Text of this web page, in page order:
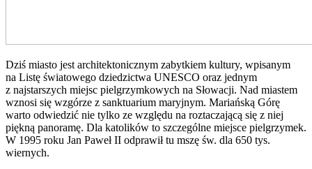
Dziś miasto jest architektonicznym zabytkiem kultury, wpisanym
na Listę światowego dziedzictwa UNESCO oraz jednym
z najstarszych miejsc pielgrzymkowych na Słowacji. Nad miastem
wznosi się wzgórze z sanktuarium maryjnym. Mariańską Górę
warto odwiedzić nie tylko ze względu na roztaczającą się z niej
piękną panoramę. Dla katolików to szczególne miejsce pielgrzymek.
W 1995 roku Jan Paweł II odprawił tu mszę św. dla 650 tys.
wiernych.